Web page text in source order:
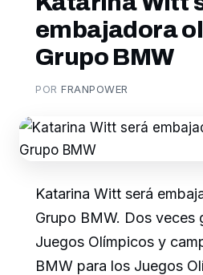
embajadora
Grupo BMW
PORFRANPOWER
Katarina Witt será
Grupo BMW. Dos veces
Juegos Olímpicos y
BMW para los Juegos